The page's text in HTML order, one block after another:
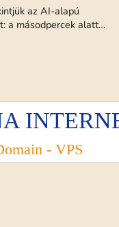
az AI-alapú
a másodpercek alatt
adaptív